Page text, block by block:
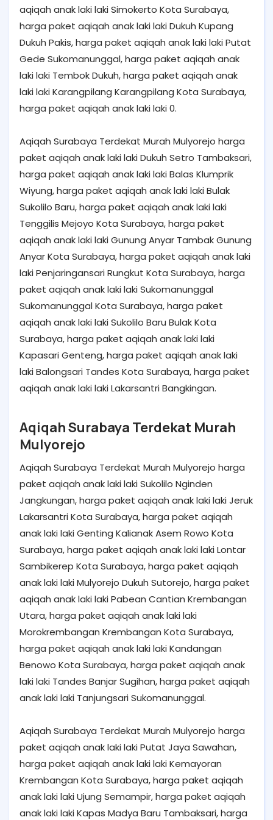
aqiqah anak laki laki Simokerto Kota Surabaya,
harga paket aqiqah anak laki laki Dukuh Kupang
Dukuh Pakis, harga paket aqiqah anak laki laki Putat
Gede Sukomanunggal, harga paket aqiqah anak
laki laki Tembok Dukuh, harga paket aqiqah anak
laki laki Karangpilang Karangpilang Kota Surabaya,
harga paket aqiqah anak laki laki 0.
Aqiqah Surabaya Terdekat Murah Mulyorejo harga
paket aqiqah anak laki laki Dukuh Setro Tambaksari,
harga paket aqiqah anak laki laki Balas Klumprik
Wiyung, harga paket aqiqah anak laki laki Bulak
Sukolilo Baru, harga paket aqiqah anak laki laki
Tenggilis Mejoyo Kota Surabaya, harga paket
aqiqah anak laki laki Gunung Anyar Tambak Gunung
Anyar Kota Surabaya, harga paket aqiqah anak laki
laki Penjaringansari Rungkut Kota Surabaya, harga
paket aqiqah anak laki laki Sukomanunggal
Sukomanunggal Kota Surabaya, harga paket
aqiqah anak laki laki Sukolilo Baru Bulak Kota
Surabaya, harga paket aqiqah anak laki laki
Kapasari Genteng, harga paket aqiqah anak laki
laki Balongsari Tandes Kota Surabaya, harga paket
aqiqah anak laki laki Lakarsantri Bangkingan.
Aqiqah Surabaya Terdekat Murah
Mulyorejo
Aqiqah Surabaya Terdekat Murah Mulyorejo harga
paket aqiqah anak laki laki Sukolilo Nginden
Jangkungan, harga paket aqiqah anak laki laki Jeruk
Lakarsantri Kota Surabaya, harga paket aqiqah
anak laki laki Genting Kalianak Asem Rowo Kota
Surabaya, harga paket aqiqah anak laki laki Lontar
Sambikerep Kota Surabaya, harga paket aqiqah
anak laki laki Mulyorejo Dukuh Sutorejo, harga paket
aqiqah anak laki laki Pabean Cantian Krembangan
Utara, harga paket aqiqah anak laki laki
Morokrembangan Krembangan Kota Surabaya,
harga paket aqiqah anak laki laki Kandangan
Benowo Kota Surabaya, harga paket aqiqah anak
laki laki Tandes Banjar Sugihan, harga paket aqiqah
anak laki laki Tanjungsari Sukomanunggal.
Aqiqah Surabaya Terdekat Murah Mulyorejo harga
paket aqiqah anak laki laki Putat Jaya Sawahan,
harga paket aqiqah anak laki laki Kemayoran
Krembangan Kota Surabaya, harga paket aqiqah
anak laki laki Ujung Semampir, harga paket aqiqah
anak laki laki Kapas Madya Baru Tambaksari, harga